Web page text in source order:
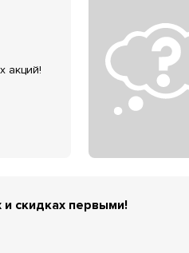
акций!
скидках первыми!